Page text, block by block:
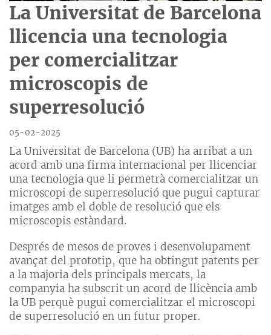
La Universitat de Barcelona
llicencia una tecnologia
per comercialitzar
microscopis de
superresolució
05-02-2025
La Universitat de Barcelona (UB) ha arribat a un
acord amb una firma internacional per llicenciar
una tecnologia que li permetrà comercialitzar un
microscopi de superresolució que pugui capturar
imatges amb el doble de resolució que els
microscopis estàndard.
Després de mesos de proves i desenvolupament
avançat del prototip, que ha obtingut patents per
a la majoria dels principals mercats, la
companyia ha subscrit un acord de llicència amb
la UB perquè pugui comercialitzar el microscopi
de superresolució en un futur proper.